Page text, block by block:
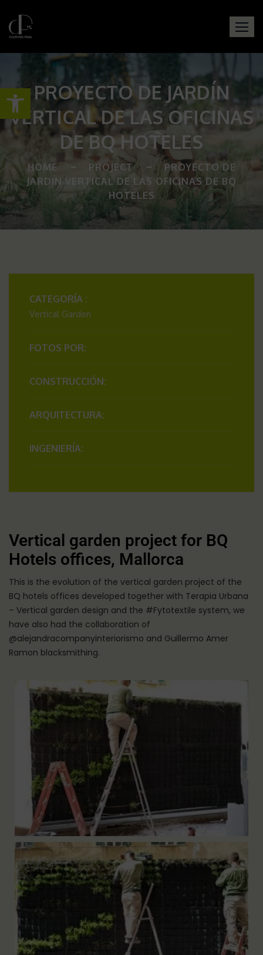
Open toolbar
PROYECTO DE JARDÍN
VERTICAL DE LAS OFICINAS
DE BQ HOTELES
HOME PROJECT
PROYECTO DE
JARDÍN VERTICAL DE LAS OFICINAS DE BQ
HOTELES
CATEGORÍA :
Vertical Garden
FOTOS POR:
CONSTRUCCIÓN:
ARQUITECTURA:
INGENIERÍA:
Vertical garden project for BQ
Hotels offices, Mallorca
This is the evolution of the vertical garden project of the
BQ hotels offices developed together with Terapia Urbana
– Vertical garden design and the #Fytotextile system, we
have also had the collaboration of
@alejandracompanyinteriorismo and Guillermo Amer
Ramon blacksmithing.